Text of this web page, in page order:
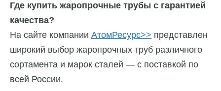
Где купить жаропрочные трубы с гарантией
качества?
На сайте компании АтомРесурс>> представлен
широкий выбор жаропрочных труб различного
сортамента и марок сталей — с поставкой по
всей России.